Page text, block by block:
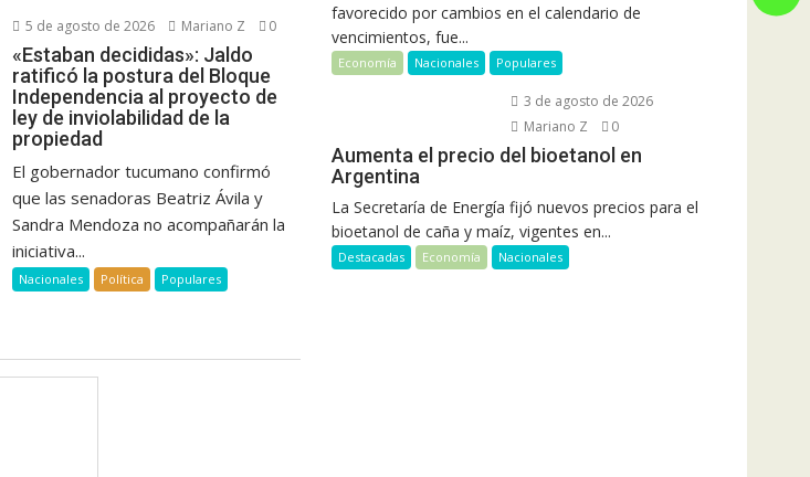
5 de agosto de 2026 Mariano Z 0
«Estaban decididas»: Jaldo
ratificó la postura del Bloque
Independencia al proyecto de
ley de inviolabilidad de la
propiedad
El gobernador tucumano confirmó
que las senadoras Beatriz Ávila y
Sandra Mendoza no acompañarán la
iniciativa...
Nacionales Política Populares
favorecido por cambios en el calendario de
vencimientos, fue...
Economía Nacionales Populares
3 de agosto de 2026
Mariano Z
0
Aumenta el precio del bioetanol en
Argentina
La Secretaría de Energía fijó nuevos precios para el
bioetanol de caña y maíz, vigentes en...
Destacadas Economía Nacionales